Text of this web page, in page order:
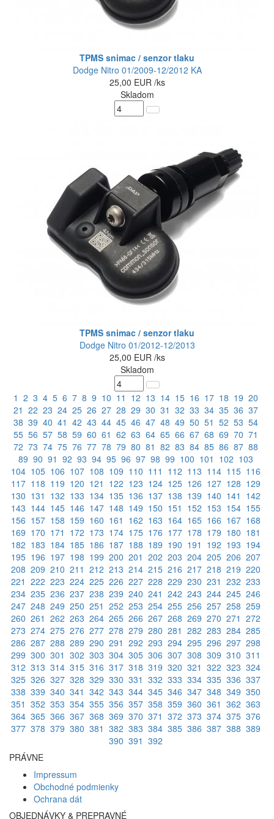
TPMS snimac / senzor tlaku
Dodge Nitro 01/2009-12/2012 KA
25,00 EUR /ks
Skladom
TPMS snimac / senzor tlaku
Dodge Nitro 01/2012-12/2013
25,00 EUR /ks
Skladom
1 2 3 4 5 6 7 8 9 10 11 12 13 14 15 16 17 18 19 20
21 22 23 24 25 26 27 28 29 30 31 32 33 34 35 36 37
38 39 40 41 42 43 44 45 46 47 48 49 50 51 52 53 54
55 56 57 58 59 60 61 62 63 64 65 66 67 68 69 70 71
72 73 74 75 76 77 78 79 80 81 82 83 84 85 86 87 88
89 90 91 92 93 94 95 96 97 98 99 100 101 102 103
104 105 106 107 108 109 110 111 112 113 114 115 116
117 118 119 120 121 122 123 124 125 126 127 128 129
130 131 132 133 134 135 136 137 138 139 140 141 142
143 144 145 146 147 148 149 150 151 152 153 154 155
156 157 158 159 160 161 162 163 164 165 166 167 168
169 170 171 172 173 174 175 176 177 178 179 180 181
182 183 184 185 186 187 188 189 190 191 192 193 194
195 196 197 198 199 200 201 202 203 204 205 206 207
208 209 210 211 212 213 214 215 216 217 218 219 220
221 222 223 224 225 226 227 228 229 230 231 232 233
234 235 236 237 238 239 240 241 242 243 244 245 246
247 248 249 250 251 252 253 254 255 256 257 258 259
260 261 262 263 264 265 266 267 268 269 270 271 272
273 274 275 276 277 278 279 280 281 282 283 284 285
286 287 288 289 290 291 292 293 294 295 296 297 298
299 300 301 302 303 304 305 306 307 308 309 310 311
312 313 314 315 316 317 318 319 320 321 322 323 324
325 326 327 328 329 330 331 332 333 334 335 336 337
338 339 340 341 342 343 344 345 346 347 348 349 350
351 352 353 354 355 356 357 358 359 360 361 362 363
364 365 366 367 368 369 370 371 372 373 374 375 376
377 378 379 380 381 382 383 384 385 386 387 388 389
390 391 392
PRÁVNE
Impressum
Obchodné podmienky
Ochrana dát
OBJEDNÁVKY & PREPRAVNÉ